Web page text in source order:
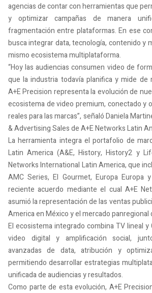
agencias de contar con herramientas que
y optimizar campañas de manera
fragmentación entre plataformas. En ese
busca integrar data, tecnología, contenido y
mismo ecosistema multiplataforma.
“Hoy las audiencias consumen video de
que la industria todavía planifica y mide de
A+E Precision representa la evolución de
ecosistema de video premium, conectado y
reales para las marcas”, señaló Daniela
& Advertising Sales de A+E Networks Latin
La herramienta integra el portafolio de
Latin America (A&E, History, History2 y
Networks International Latin America, que
AMC Series, El Gourmet, Europa Europa
reciente acuerdo mediante el cual A+E
asumió la representación de las ventas
America en México y el mercado panregional
El ecosistema integrado combina TV lineal y
video digital y amplificación social,
avanzadas de data, atribución y
permitiendo desarrollar estrategias
unificada de audiencias y resultados.
Como parte de esta evolución, A+E